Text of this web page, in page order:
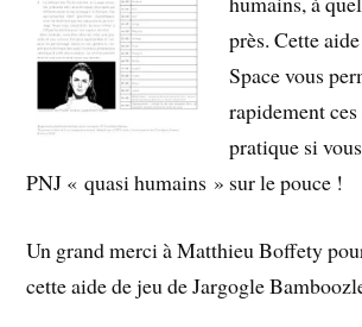
près. Cette
Space vous
rapidement
pratique si
PNJ « quasi humains » sur le pouce !
Un grand merci à Matthieu Boffety
cette aide de jeu de Jargogle